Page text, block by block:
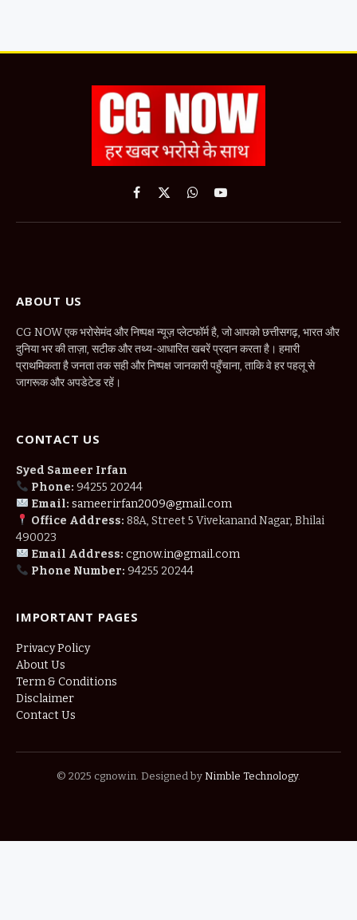
Facebook
X
WhatsApp
YouTube
ABOUT US
CG NOW एक भरोसेमंद और निष्पक्ष न्यूज़ प्लेटफॉर्म है, जो आपको छत्तीसगढ़, भारत और
दुनिया भर की ताज़ा, सटीक और तथ्य-आधारित खबरें प्रदान करता है। हमारी
प्राथमिकता है जनता तक सही और निष्पक्ष जानकारी पहुँचाना, ताकि वे हर पहलू से
जागरूक और अपडेटेड रहें।
CONTACT US
Syed Sameer Irfan
Phone: 94255 20244
Email: sameerirfan2009@gmail.com
Office Address: 88A, Street 5 Vivekanand Nagar, Bhilai
490023
Email Address: cgnow.in@gmail.com
Phone Number: 94255 20244
IMPORTANT PAGES
Privacy Policy
About Us
Term & Conditions
Disclaimer
Contact Us
© 2025 cgnow.in. Designed by Nimble Technology.